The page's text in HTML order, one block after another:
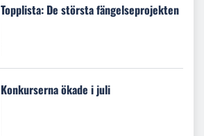
Topplista: De största fängelseprojekten
Konkurserna ökade i juli